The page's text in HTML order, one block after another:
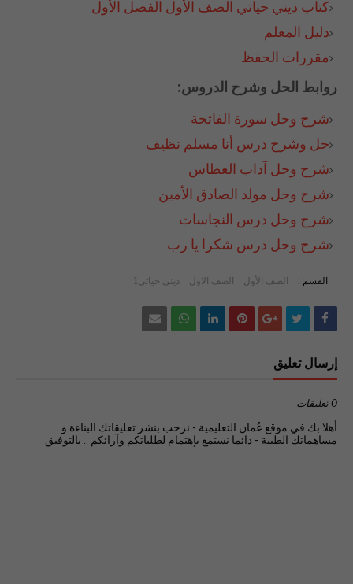
كتاب ديني حياتي الصف الأول الفصل الأول
دليل المعلم
مقررات الحفظ
روابط الحل وشرح الدروس:
شرح وحل سورة الفاتحة
حل وشرح درس أنا مسلم نظيف
شرح وحل آداب العطاس
شرح وحل مولد الصادق الأمين
شرح وحل درس النجاسات
شرح وحل درس شكرا يا رب
القسم : الصف الأول الصف الاول ديني حياتي1
إرسال تعليق
0 تعليقات
أهلا بك في موقع عُمان التعليمية - نرحب بنشر تعليقاتك البناءة و
مساهماتك الطيبة - دائما نستمع بإهتمام لطلباتكم وآرائكم .. بالتوفيق